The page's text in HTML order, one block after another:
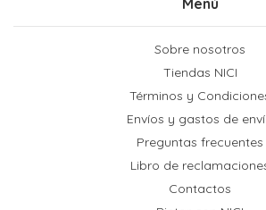
Menú
Sobre nosotros
Tiendas NICI
Términos y
Envíos y gastos de
Preguntas frecuentes
Libro de
Contactos